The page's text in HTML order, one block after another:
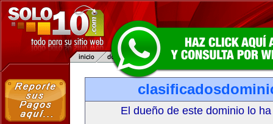
El dueño de este dominio lo